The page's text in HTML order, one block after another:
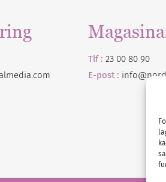
Tlf : 23 00 80 90
E-post : info@